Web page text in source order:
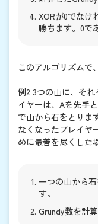
XORが0でなけ
勝ちます。0で
このアルゴリズムで
例2 3つの山に、そ
イヤーは、Aを先手
で山から石をとりま
なくなったプレイヤ
めに最善を尽くした
一つの山から
す。
Grundy数を計算